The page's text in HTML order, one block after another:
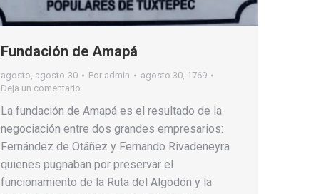
Fundación de Amapá
agosto agosto-30 Por admin
agosto 30, 1769
Deja un comentario
La fundación de Amapá es el resultado de la
negociación entre dos grandes empresarios:
Fernández de Otáñez y Fernando Rivadeneyra
quienes pugnaban por preservar el
funcionamiento de la Ruta del Algodón y la